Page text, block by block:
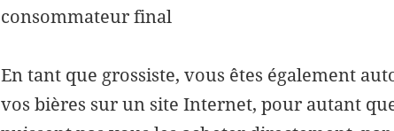
consommateur final
En tant que grossiste, vous êtes également
vos bières sur un site Internet, pour autant